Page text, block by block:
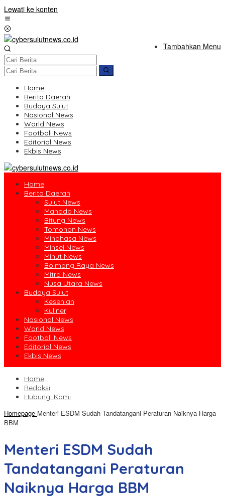
Lewati ke konten
Tambahkan Menu
Home
Berita Daerah
Budaya Sulut
Nasional News
World News
Football News
Editorial News
Ekbis News
Home
Berita Daerah
Sulut News
Manado News
Bitung News
Tomohon News
Minahasa News
Minsel News
Minut News
Bolmong Raya News
Mitra News
Nusa Utara News
Budaya Sulut
Kesenian
Kuliner
Nasional News
World News
Football News
Editorial News
Ekbis News
Home
Redaksi
Hubungi Kami
Homepage Menteri ESDM Sudah Tandatangani Peraturan Naiknya Harga
BBM
Menteri ESDM Sudah
Tandatangani Peraturan
Naiknya Harga BBM